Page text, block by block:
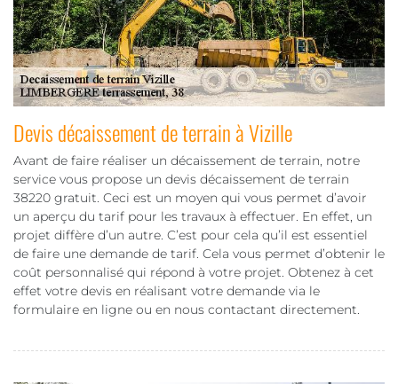
Devis décaissement de terrain à Vizille
Avant de faire réaliser un décaissement de terrain, notre
service vous propose un devis décaissement de terrain
38220 gratuit. Ceci est un moyen qui vous permet d’avoir
un aperçu du tarif pour les travaux à effectuer. En effet, un
projet diffère d’un autre. C’est pour cela qu’il est essentiel
de faire une demande de tarif. Cela vous permet d’obtenir le
coût personnalisé qui répond à votre projet. Obtenez à cet
effet votre devis en réalisant votre demande via le
formulaire en ligne ou en nous contactant directement.